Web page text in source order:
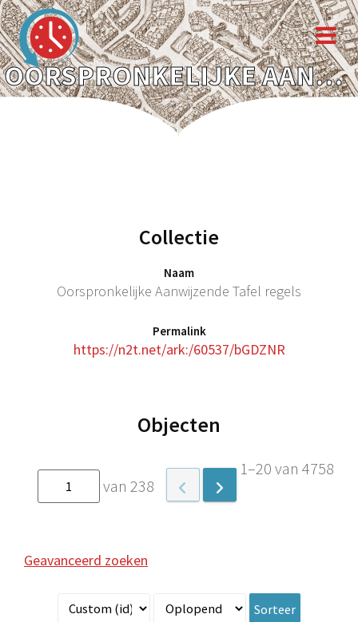
OORSPRONKELIJKE AANWIJZENDE TAFEL REGELS
Collectie
Naam
Oorspronkelijke Aanwijzende Tafel regels
Permalink
https://n2t.net/ark:/60537/bGDZNR
Objecten
van 238
1–20 van 4758
Geavanceerd zoeken
Sorteer